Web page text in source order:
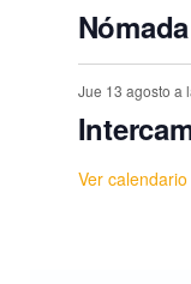
Nómada
Jue 13 agosto a
Ver calendario